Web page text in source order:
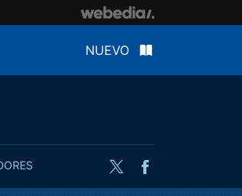
NUEVO
Twitter